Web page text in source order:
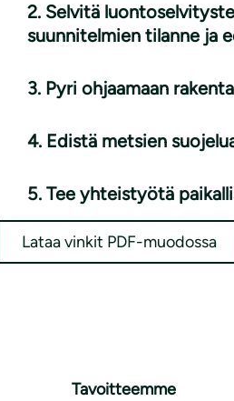
2. Selvitä
suunnitelmien tilanne ja
3. Pyri ohjaamaan
4. Edistä metsien
5. Tee yhteistyötä
Lataa vinkit PDF-muodossa
Tavoitteemme